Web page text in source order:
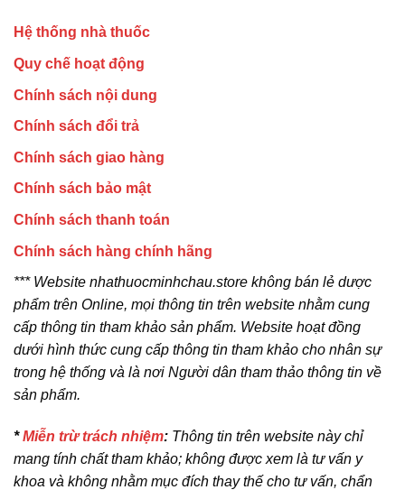
Hệ thống nhà thuốc
Quy chế hoạt động
Chính sách nội dung
Chính sách đổi trả
Chính sách giao hàng
Chính sách bảo mật
Chính sách thanh toán
Chính sách hàng chính hãng
*** Website nhathuocminhchau.store không bán lẻ dược
phẩm trên Online, mọi thông tin trên website nhằm cung
cấp thông tin tham khảo sản phẩm. Website hoạt đồng
dưới hình thức cung cấp thông tin tham khảo cho nhân sự
trong hệ thống và là nơi Người dân tham thảo thông tin về
sản phẩm.
*Miễn trừ trách nhiệm: Thông tin trên website này chỉ
mang tính chất tham khảo; không được xem là tư vấn y
khoa và không nhằm mục đích thay thế cho tư vấn, chẩn